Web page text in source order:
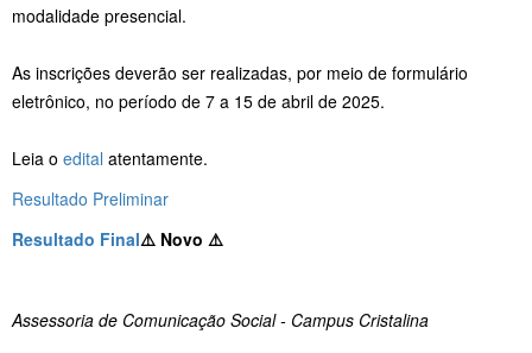
modalidade presencial.
As inscrições deverão ser realizadas, por meio de formulário
eletrônico, no período de 7 a 15 de abril de 2025.
Leia o edital atentamente.
Resultado Preliminar
Resultado Final⚠️ Novo ⚠️
Assessoria de Comunicação Social - Campus Cristalina